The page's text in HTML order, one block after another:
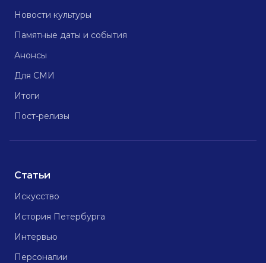
Новости культуры
Памятные даты и события
Анонсы
Для СМИ
Итоги
Пост-релизы
Статьи
Искусство
История Петербурга
Интервью
Персоналии